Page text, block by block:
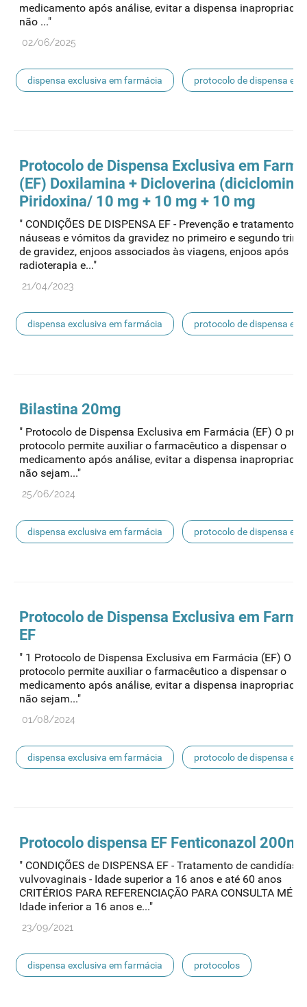
medicamento após análise, evitar a dispensa inapropriada
não ..."
02/06/2025
dispensa exclusiva em farmácia protocolo de dispensa ef
Protocolo de Dispensa Exclusiva em
(EF) Doxilamina + Dicloverina
Piridoxina/ 10 mg + 10 mg + 10 mg
" CONDIÇÕES DE DISPENSA EF - Prevenção e tratamento
náuseas e vómitos da gravidez no primeiro e segundo
de gravidez, enjoos associados às viagens, enjoos após
radioterapia e..."
21/04/2023
dispensa exclusiva em farmácia protocolo de dispensa ef
Bilastina 20mg
" Protocolo de Dispensa Exclusiva em Farmácia (EF) O
protocolo permite auxiliar o farmacêutico a dispensar o
medicamento após análise, evitar a dispensa inapropriada
não sejam..."
25/06/2024
dispensa exclusiva em farmácia protocolo de dispensa ef
Protocolo de Dispensa Exclusiva em
EF
" 1 Protocolo de Dispensa Exclusiva em Farmácia (EF) O
protocolo permite auxiliar o farmacêutico a dispensar o
medicamento após análise, evitar a dispensa inapropriada
não sejam..."
01/08/2024
dispensa exclusiva em farmácia protocolo de dispensa ef
Protocolo dispensa EF Fenticonazol
" CONDIÇÕES de DISPENSA EF - Tratamento de
vulvovaginais - Idade superior a 16 anos e até 60 anos
CRITÉRIOS PARA REFERENCIAÇÃO PARA CONSULTA
Idade inferior a 16 anos e..."
23/09/2021
dispensa exclusiva em farmácia protocolos